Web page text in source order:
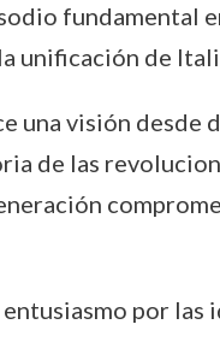
fundamental
unificación de
una visión desde
de las
por las